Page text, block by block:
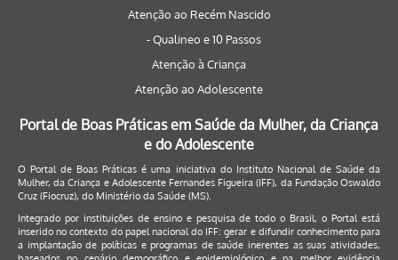
Atenção ao Recém Nascido
- Qualineo e 10 Passos
Atenção à Criança
Atenção ao Adolescente
Portal de Boas Práticas em Saúde da Mulher, da Criança
e do Adolescente
O Portal de Boas Práticas é uma iniciativa do Instituto Nacional de Saúde da
Mulher, da Criança e Adolescente Fernandes Figueira (IFF), da Fundação Oswaldo
Cruz (Fiocruz), do Ministério da Saúde (MS).
Integrado por instituições de ensino e pesquisa de todo o Brasil, o Portal está
inserido no contexto do papel nacional do IFF: gerar e difundir conhecimento para
a implantação de políticas e programas de saúde inerentes as suas atividades,